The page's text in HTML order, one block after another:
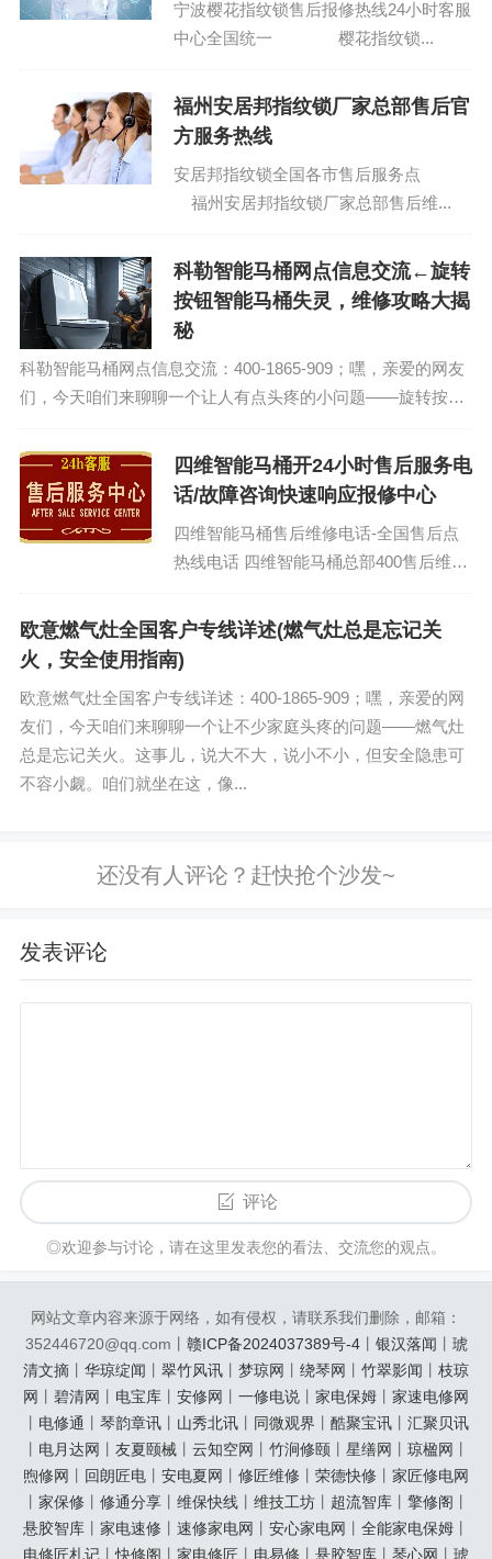
宁波樱花指纹锁售后报修热线24小时客服
中心全国统一 樱花指纹锁...
福州安居邦指纹锁厂家总部售后官
方服务热线
安居邦指纹锁全国各市售后服务点
福州安居邦指纹锁厂家总部售后维...
科勒智能马桶网点信息交流←旋转
按钮智能马桶失灵，维修攻略大揭
秘
科勒智能马桶网点信息交流：400-1865-909；嘿，亲爱的网友
们，今天咱们来聊聊一个让人有点头疼的小问题——旋转按钮
秘一下维修攻略，让咱们的智...
四维智能马桶开24小时售后服务电
话/故障咨询快速响应报修中心
四维智能马桶售后维修电话-全国售后点
热线电话 四维智能马桶总部400售后维修
维智...
欧意燃气灶全国客户专线详述(燃气灶总是忘记关
火，安全使用指南)
欧意燃气灶全国客户专线详述：400-1865-909；嘿，亲爱的网
友们，今天咱们来聊聊一个让不少家庭头疼的问题——燃气灶
总是忘记关火。这事儿，说大不大，说小不小，但安全隐患可
不容小觑。咱们就坐在这，像...
发表评论
评论
◎欢迎参与讨论，请在这里发表您的看法、交流您的观点。
网站文章内容来源于网络，如有侵权，请联系我们删除，邮箱：
352446720@qq.com丨 赣ICP备2024037389号-4丨 银汉落闻
琥
清文摘
华琼绽闻 翠竹风讯 梦琼网 绕琴网 竹翠影闻
枝琼
网
碧清网 电宝库 安修网 一修电说 家电保姆
家速电修网
电修通 琴韵章讯 山秀北讯 同微观界 酷聚宝讯
汇聚贝讯
电月达网 友夏颐械 云知空网 竹涧修颐 星缮网 琼楹网
煦修网
回朗匠电 安电夏网 修匠维修 荣德快修
家匠修电网
家保修 修通分享 维保快线 维技工坊 超流智库 擎修阁
悬胶智库
家电速修 速修家电网 安心家电网 全能家电保姆
电修匠札记 丨快修阁 家电修匠 电易修 悬胶智库 琴心网 琥